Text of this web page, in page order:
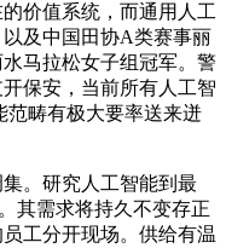
价值系统，而通用人工
及中国田协A类赛事丽
马拉松女子组冠军。警
保安，当前所有人工智
范畴有极大要率送来迸
。研究人工智能到最
其需求将持久不变存正
工分开现场。供给有温